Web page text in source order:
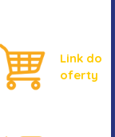
Link do
oferty